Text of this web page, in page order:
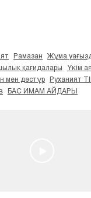
Рамазан Жұма
қағидалары Үкім
мен дәстүр Руханият
БАС ИМАМ АЙДАРЫ